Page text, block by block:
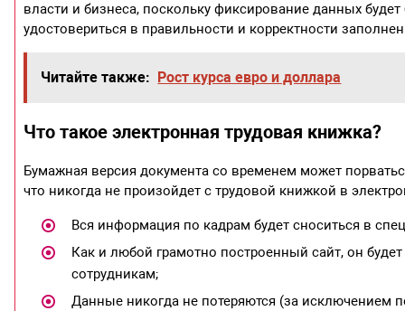
власти и бизнеса, поскольку фиксирование данных
удостовериться в правильности и корректности
Читайте также: Рост курса евро и доллара
Что такое электронная трудовая книжка?
Бумажная версия документа со временем может
что никогда не произойдет с трудовой книжкой в
Вся информация по кадрам будет сноситься в
Как и любой грамотно построенный сайт, он
сотрудникам;
Данные никогда не потеряются (за исключением